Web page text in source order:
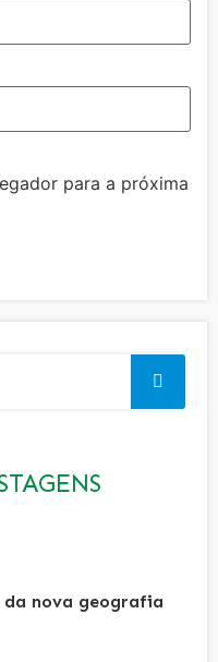
para a próxima
nova geografia